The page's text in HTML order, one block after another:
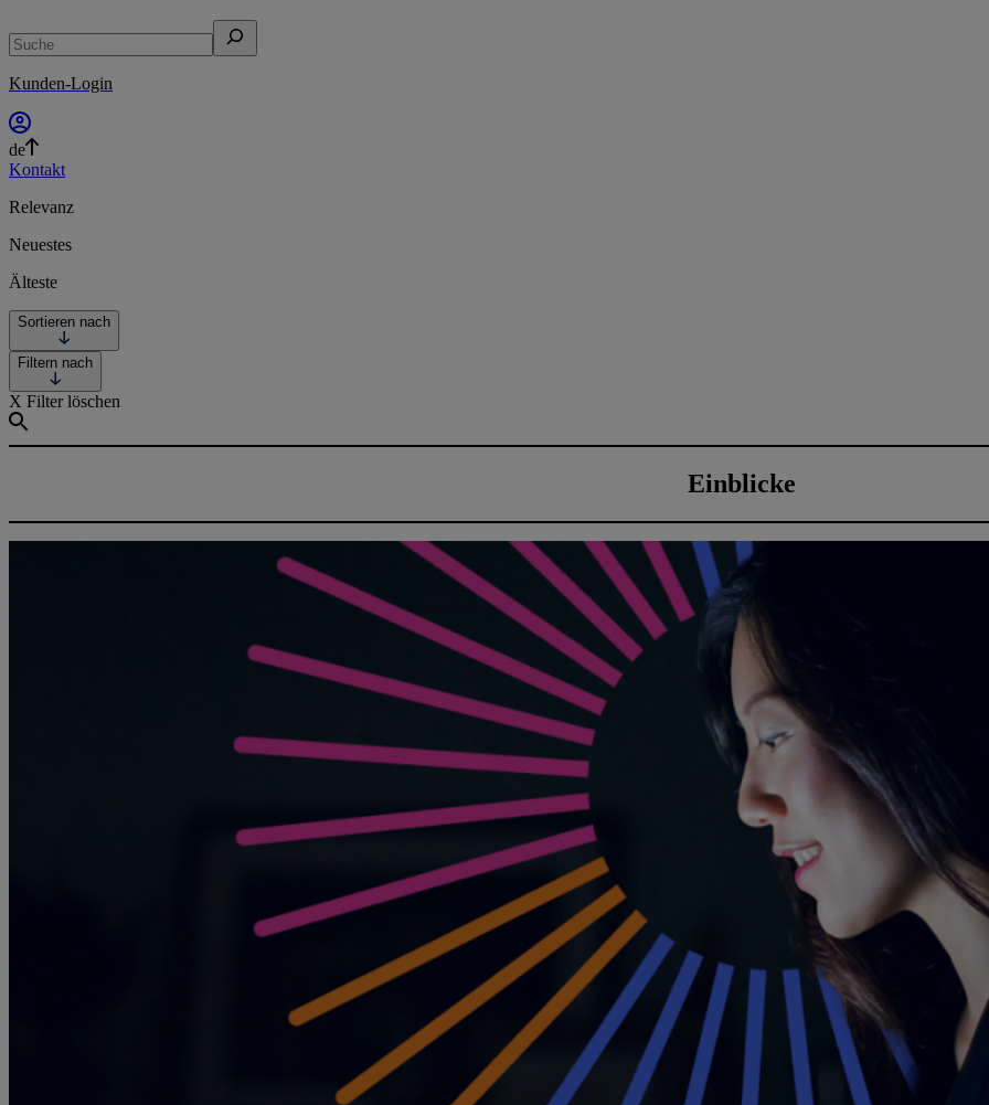
Kunden-Login
de
Kontakt
Relevanz
Neuestes
Älteste
Sortieren nach
Filtern nach
X Filter löschen
Einblicke